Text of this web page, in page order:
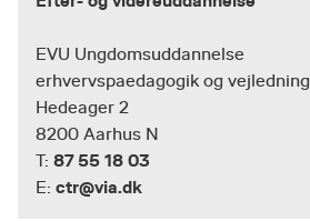
EVU Ungdomsuddannelse
erhvervspaedagogik og vejledning
Hedeager 2
8200 Aarhus N
T: 87 55 18 03
E: ctr@via.dk